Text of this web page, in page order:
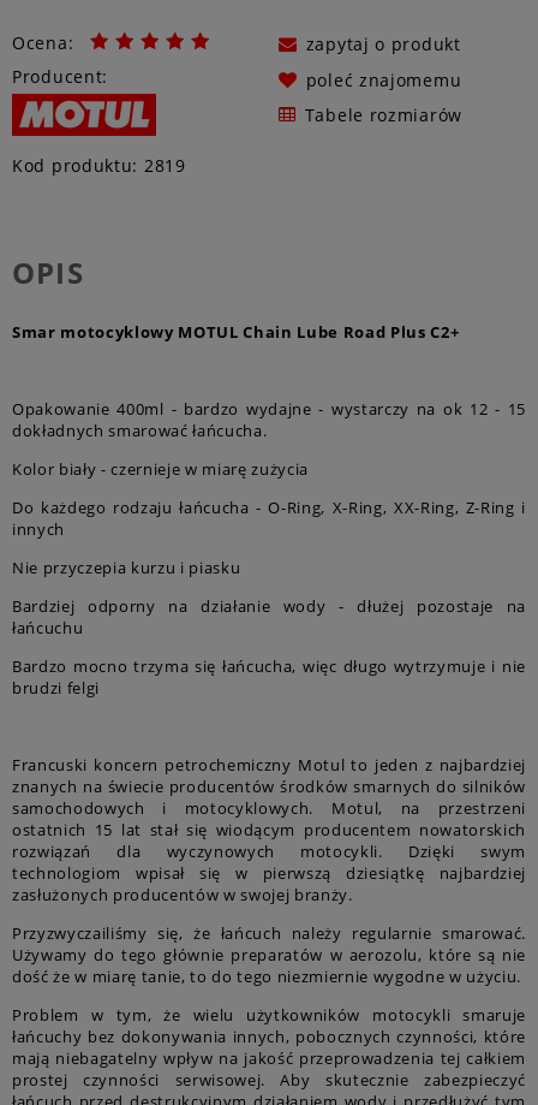
Ocena:
Producent:
zapytaj o produkt
poleć znajomemu
Tabele rozmiarów
Kod produktu: 2819
OPIS
Smar motocyklowy MOTUL Chain Lube Road Plus C2+
Opakowanie 400ml - bardzo wydajne - wystarczy na ok 12 - 15
dokładnych smarować łańcucha.
Kolor biały - czernieje w miarę zużycia
Do każdego rodzaju łańcucha - O-Ring, X-Ring, XX-Ring, Z-Ring i
innych
Nie przyczepia kurzu i piasku
Bardziej odporny na działanie wody - dłużej pozostaje na
łańcuchu
Bardzo mocno trzyma się łańcucha, więc długo wytrzymuje i nie
brudzi felgi
Francuski koncern petrochemiczny Motul to jeden z najbardziej
znanych na świecie producentów środków smarnych do silników
samochodowych i motocyklowych. Motul, na przestrzeni
ostatnich 15 lat stał się wiodącym producentem nowatorskich
rozwiązań dla wyczynowych motocykli. Dzięki swym
technologiom wpisał się w pierwszą dziesiątkę najbardziej
zasłużonych producentów w swojej branży.
Przyzwyczailiśmy się, że łańcuch należy regularnie smarować.
Używamy do tego głównie preparatów w aerozolu, które są nie
dość że w miarę tanie, to do tego niezmiernie wygodne w użyciu.
Problem w tym, że wielu użytkowników motocykli smaruje
łańcuchy bez dokonywania innych, pobocznych czynności, które
mają niebagatelny wpływ na jakość przeprowadzenia tej całkiem
prostej czynności serwisowej. Aby skutecznie zabezpieczyć